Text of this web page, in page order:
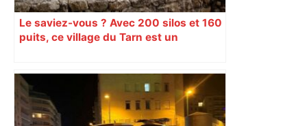
Le saviez-vous ? Avec 200 silos et 160
puits, ce village du Tarn est un